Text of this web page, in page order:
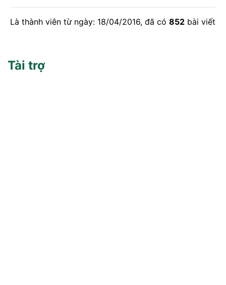
Là thành viên từ ngày: 18/04/2016, đã có 852 bài viết
Tài trợ